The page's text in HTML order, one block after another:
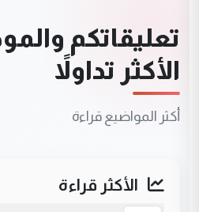
تعليقاتكم
الأكثر تداولاً
أكثر المواضيع قراءة
الأكثر قراءة